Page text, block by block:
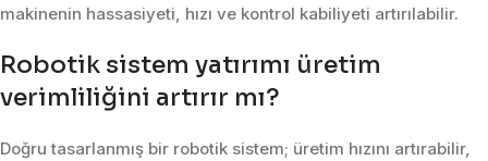
makinenin hassasiyeti, hızı ve kontrol kabiliyeti artırılabilir.
Robotik sistem yatırımı üretim
verimliliğini artırır mı?
Doğru tasarlanmış bir robotik sistem; üretim hızını artırabilir,